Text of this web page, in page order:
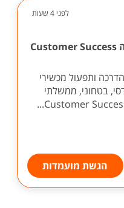
לפני 4 שעות
לחברה מובילה בצפון דרוש /ה Customer Success
ותפעול מכשירי
בטחוני, ממשלתי
הגשת מועמדות